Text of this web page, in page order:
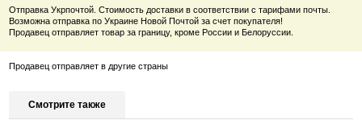
Отправка Укрпочтой. Стоимость доставки в соответствии с тарифами почты.
Возможна отправка по Украине Новой Почтой за счет покупателя!
Продавец отправляет товар за границу, кроме России и Белоруссии.
Продавец отправляет в другие страны
Смотрите также